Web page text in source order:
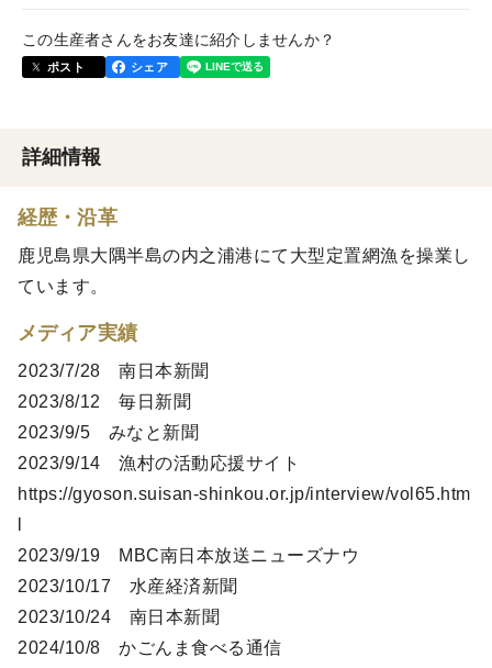
この生産者さんをお友達に紹介しませんか？
ポスト シェア
詳細情報
経歴・沿革
鹿児島県大隅半島の内之浦港にて大型定置網漁を操業し
ています。
メディア実績
2023/7/28 南日本新聞
2023/8/12 毎日新聞
2023/9/5 みなと新聞
2023/9/14 漁村の活動応援サイト
https://gyoson.suisan-shinkou.or.jp/interview/vol65.htm
2023/9/19 MBC南日本放送ニューズナウ
2023/10/17 水産経済新聞
2023/10/24 南日本新聞
2024/10/8 かごんま食べる通信